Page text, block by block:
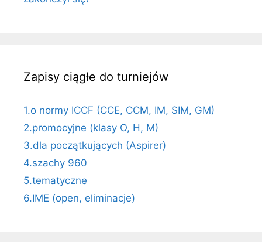
Zapisy ciągłe do turniejów
1.o normy ICCF (CCE, CCM, IM, SIM, GM)
2.promocyjne (klasy O, H, M)
3.dla początkujących (Aspirer)
4.szachy 960
5.tematyczne
6.IME (open, eliminacje)